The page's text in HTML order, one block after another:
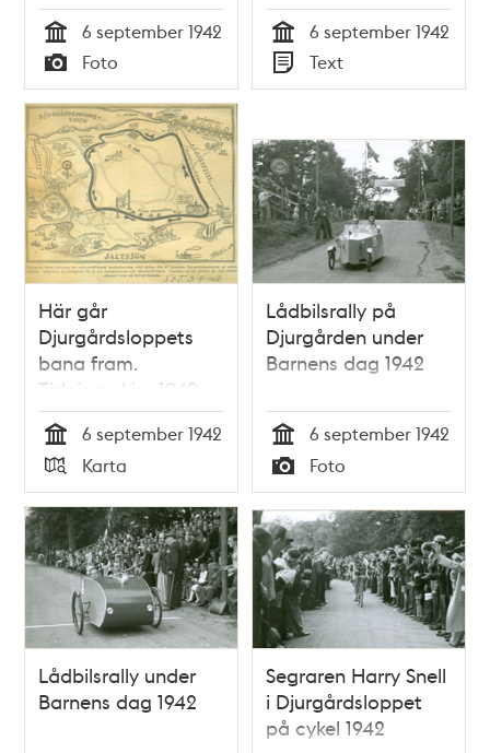
Tid
6 september 1942
Typ
Foto Tid
6 september 1942
Typ
Text
Här går
Djurgårdsloppets
bana fram.
Tidningsskiss 1942
Tid
6 september 1942
Typ
Karta
Lådbilsrally på
Djurgården under
Barnens dag 1942
Tid
6 september 1942
Typ
Foto
Lådbilsrally under
Barnens dag 1942
Segraren Harry Snell
i Djurgårdsloppet
på cykel 1942